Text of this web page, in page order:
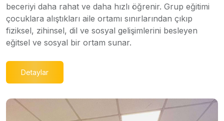
beceriyi daha rahat ve daha hızlı öğrenir. Grup eğitimi
çocuklara alıştıkları aile ortamı sınırlarından çıkıp
fiziksel, zihinsel, dil ve sosyal gelişimlerini besleyen
eğitsel ve sosyal bir ortam sunar.
Detaylar